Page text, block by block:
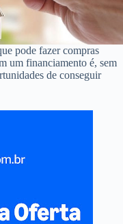
pode fazer compras
um financiamento é, sem
de conseguir